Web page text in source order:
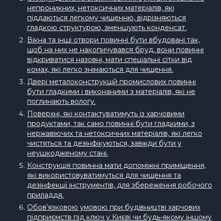
непроникних, нетоксичних матеріалів, які
піддаються легкому чищенню, відрізняються
гладкою структурою, зменшують конденсат.
Вікна та інші отвори повинні бути вбудовані так,
щоб на них не накопичувався бруд, вони повинні
відкриватися назовні, мати спеціальні сітки від
комах, які легко знімаються для чищення.
Двері металоконструкцій промислових повинні
бути гладкими і виконаними з матеріалів, які не
поглинають вологу.
Поверхні, які контактуватимуть із харчовими
продуктами, так само повинні бути гладкими, з
нержавіючих та нетоксичних матеріалів, які легко
чистяться та дезінфікуються, завжди бути у
неушкодженому стані.
Конструкція повинна мати допоміжні приміщення,
які використовуватимуться для чищення та
дезінфекції інструментів, для збереження робочого
приладдя.
Обов’язковою умовою при будівництві харчових
підприємств під ключ у Києві чи будь-якому іншому